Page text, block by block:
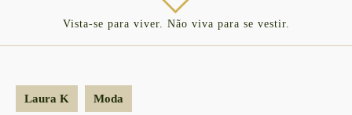
Vista-se para viver. Não viva para se vestir.
Laura K Moda